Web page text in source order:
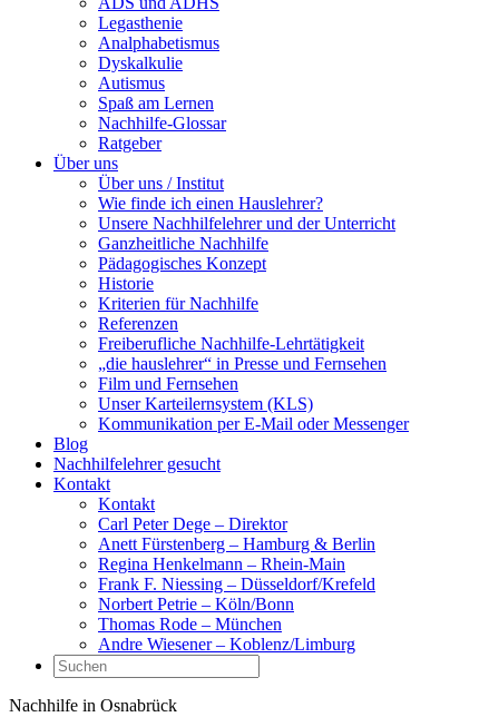
Legasthenie
Analphabetismus
Dyskalkulie
Autismus
Spaß am Lernen
Nachhilfe-Glossar
Ratgeber
Über uns
Über uns / Institut
Wie finde ich einen Hauslehrer?
Unsere Nachhilfelehrer und der Unterricht
Ganzheitliche Nachhilfe
Pädagogisches Konzept
Historie
Kriterien für Nachhilfe
Referenzen
Freiberufliche Nachhilfe-Lehrtätigkeit
„die hauslehrer“ in Presse und Fernsehen
Film und Fernsehen
Unser Karteilernsystem (KLS)
Kommunikation per E-Mail oder Messenger
Blog
Nachhilfelehrer gesucht
Kontakt
Kontakt
Carl Peter Dege – Direktor
Anett Fürstenberg – Hamburg & Berlin
Regina Henkelmann – Rhein-Main
Frank F. Niessing – Düsseldorf/Krefeld
Norbert Petrie – Köln/Bonn
Thomas Rode – München
Andre Wiesener – Koblenz/Limburg
Nachhilfe in Osnabrück